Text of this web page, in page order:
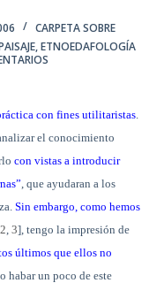
CARPETA SOBRE
,ETNOEDAFOLOGÍA
con fines utilitaristas.
el conocimiento
con vistas a introducir
, que ayudaran a los
Sin embargo, como hemos
2 3], tengo la impresión de
últimos que ellos no
habar un poco de este